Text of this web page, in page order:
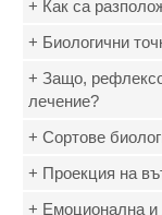
+ Как са
+ Биологични
+ Защо,
лечение?
+ Сортове
+ Проекция на
+ Емоционална и